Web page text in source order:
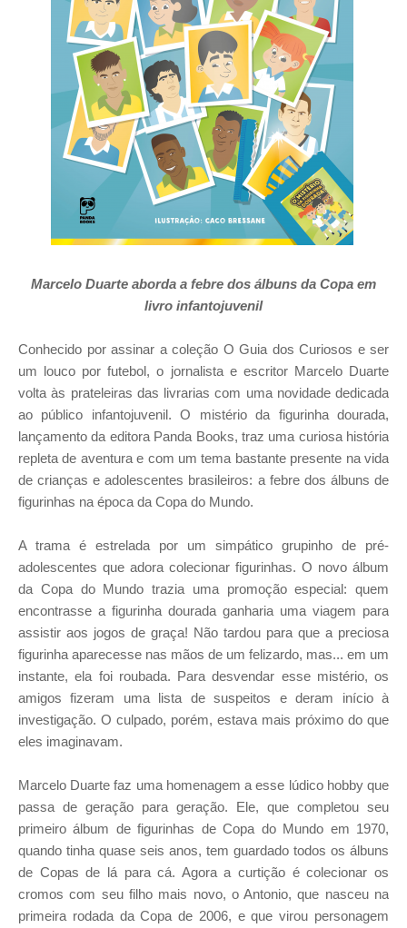
Marcelo Duarte aborda a febre dos álbuns da Copa em
livro infantojuvenil
Conhecido por assinar a coleção O Guia dos Curiosos e ser
um louco por futebol, o jornalista e escritor Marcelo Duarte
volta às prateleiras das livrarias com uma novidade dedicada
ao público infantojuvenil.O mistério da figurinha dourada,
lançamento da editora Panda Books, traz uma curiosa história
repleta de aventura e com um tema bastante presente na vida
de crianças e adolescentes brasileiros: a febre dos álbuns de
figurinhas na época da Copa do Mundo.
A trama é estrelada por um simpático grupinho de pré-
adolescentes que adora colecionar figurinhas. O novo álbum
da Copa do Mundo trazia uma promoção especial: quem
encontrasse a figurinha dourada ganharia uma viagem para
assistir aos jogos de graça! Não tardou para que a preciosa
figurinha aparecesse nas mãos de um felizardo, mas... em um
instante, ela foi roubada. Para desvendar esse mistério, os
amigos fizeram uma lista de suspeitos e deram início à
investigação. O culpado, porém, estava mais próximo do que
eles imaginavam.
Marcelo Duarte faz uma homenagem a esse lúdico hobby que
passa de geração para geração. Ele, que completou seu
primeiro álbum de figurinhas de Copa do Mundo em 1970,
quando tinha quase seis anos, tem guardado todos os álbuns
de Copas de lá para cá. Agora a curtição é colecionar os
cromos com seu filho mais novo, o Antonio, que nasceu na
primeira rodada da Copa de 2006, e que virou personagem